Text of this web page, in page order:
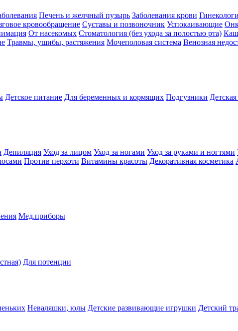
Печень и желчный пузырь Заболевания крови
кровообращение Суставы и позвоночник Успокаивающие
От насекомых Стоматология (без ухода за полостью рта)
Травмы, ушибы, растяжения Мочеполовая система Венозная
Детское питание Для беременных и кормящих Подгузники
Депиляция Уход за лицом Уход за ногами Уход за руками и ногтями
Против перхоти Витамины красоты Декоративная косметика
Мед.приборы
Для потенции
Неваляшки, юлы Детские развивающие игрушки Детский